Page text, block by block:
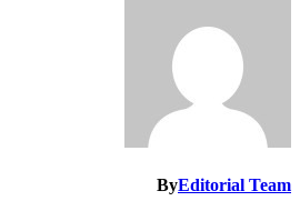
ByEditorial Team